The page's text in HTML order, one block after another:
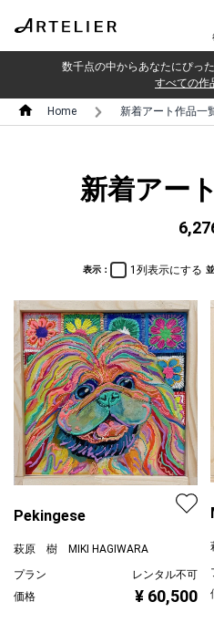
数千点の中からあなたにぴっ
すべての作
Home 新着アート作品一
新着アー
表示： 1列表示にする
Pekingese
萩原 樹 MIKI HAGIWARA
プラン
レンタル不可
価格
¥ 60,500